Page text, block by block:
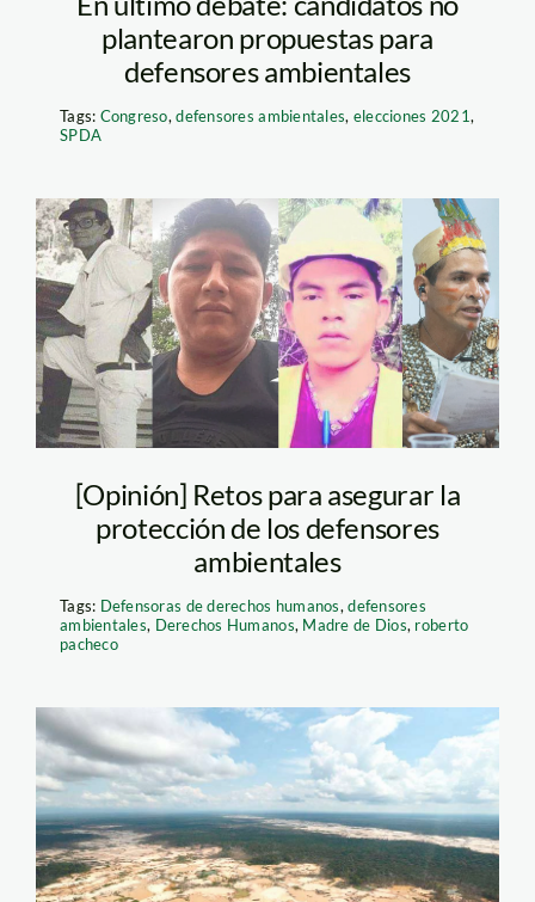
plantearon propuestas para
defensores ambientales
Tags: Congreso,defensores ambientales, elecciones 2021,
SPDA
defensores
ambientales
asesinados
[Opinión] Retos para asegurar la
protección de los defensores
ambientales
Tags: Defensoras de derechos humanos,defensores
ambientales, Derechos Humanos, Madre de Dios, roberto
pacheco
mineria-madre-de-
dios-andina